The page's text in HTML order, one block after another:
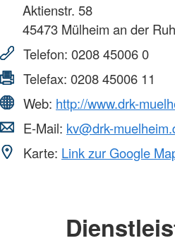
Aktienstr. 58
45473 Mülheim an der
Telefon: 0208 45006 0
Telefax: 0208 45006 11
Web: http://www.drk-
E-Mail: kv@drk-
Karte: Link zur Google